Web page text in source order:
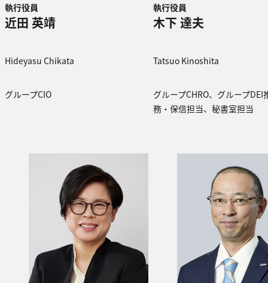
執行役員
近田 英靖
Hideyasu Chikata
グループCIO
執行役員
木下 達夫
Tatsuo Kinoshita
グループCHRO、グループDEI
務・保信担当、秘書室担当